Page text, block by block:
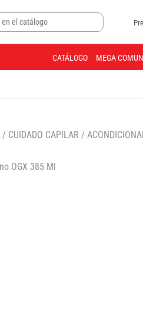
CATÁLOGO MEGA
/ CUIDADO CAPILAR /